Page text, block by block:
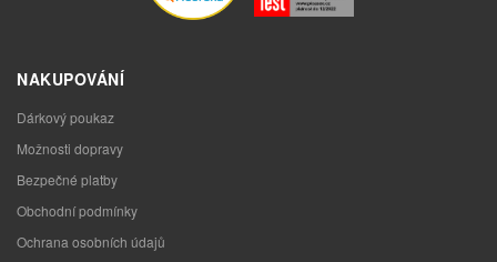
NAKUPOVÁNÍ
Dárkový poukaz
Možnosti dopravy
Bezpečné platby
Obchodní podmínky
Ochrana osobních údajů